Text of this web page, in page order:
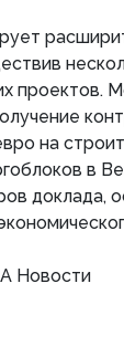
проектов.
на
в
доклада,
Новости